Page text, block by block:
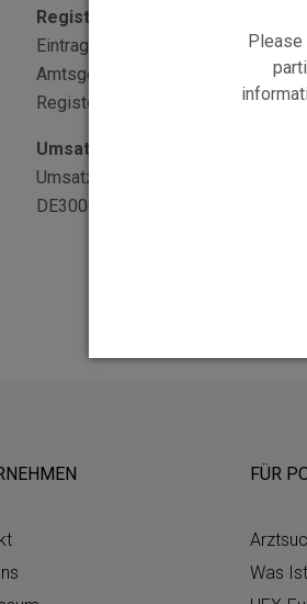
Registereintrag:
Eintragung im Handelsregister.
Amtsgericht München
Registernummer: HRB217724
Umsatzsteuer:
Umsatzsteuer-
DE3000536712
FÜR
Was
Please